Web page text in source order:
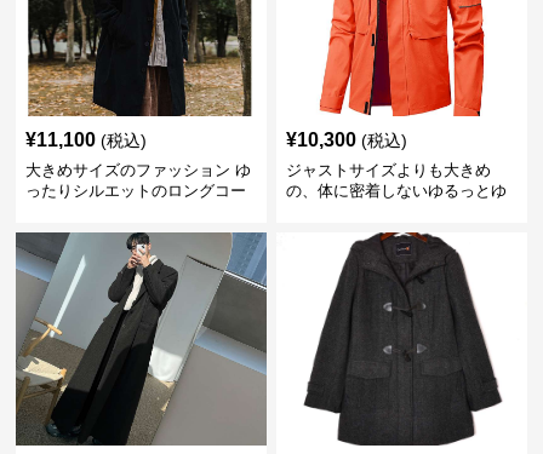
¥11,100 (税込)
大きめサイズのファッション ゆ
ったりシルエットのロングコー
¥10,300 (税込)
ジャストサイズよりも大きめ
の、体に密着しないゆるっとゆ
アーバンテイストゆったりフー
ドジャケット